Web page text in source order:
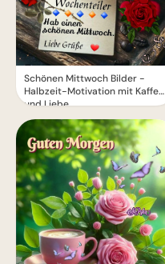
Schönen Mittwoch Bilder -
Halbzeit-Motivation mit Kaffee
und Liebe